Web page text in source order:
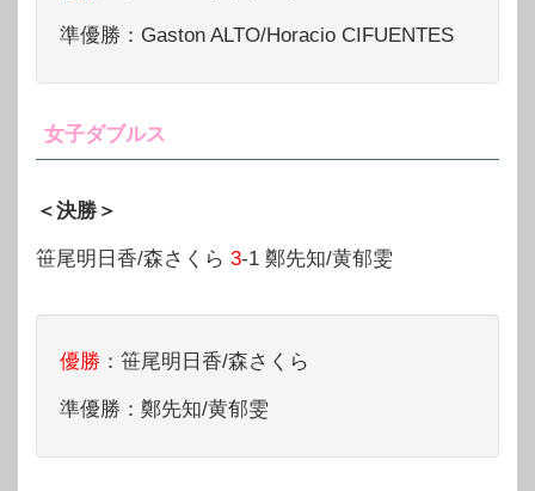
準優勝：Gaston ALTO/Horacio CIFUENTES
女子ダブルス
＜決勝＞
笹尾明日香/森さくら 3-1 鄭先知/黄郁雯
優勝 ：笹尾明日香/森さくら
準優勝：鄭先知/黄郁雯